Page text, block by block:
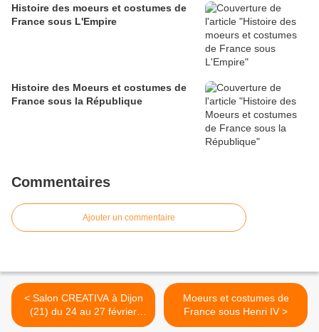
Histoire des moeurs et costumes de
France sous L'Empire
Histoire des Moeurs et costumes de
France sous la République
Commentaires
Ajouter un commentaire
< Salon CREATIVA à Dijon
(21) du 24 au 27 février
2011 (gratuit le 24 de 16 à
Moeurs et costumes de
France sous Henri IV >